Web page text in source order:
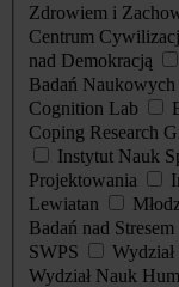
Zdrowiem i
Centrum
nad Demokracją
Badań Naukowych
Cognition Lab
Coping Research
Instytut Nauk
Projektowania
Lewiatan
Badań nad Stresem
SWPS
Wydział Nauk